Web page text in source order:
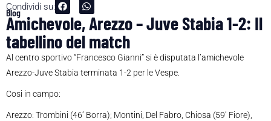
Condividi su:
Blog
Amichevole, Arezzo – Juve Stabia 1-2: Il
tabellino del match
Al centro sportivo “Francesco Gianni” si è disputata l’amichevole
Arezzo-Juve Stabia terminata 1-2 per le Vespe.
Cosi in campo:
Arezzo: Trombini (46’ Borra); Montini, Del Fabro, Chiosa (59’ Fiore),